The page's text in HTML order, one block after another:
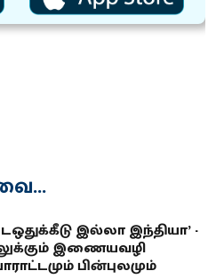
இல்லா இந்தியா’ -
இணையவழி
பின்புலமும்